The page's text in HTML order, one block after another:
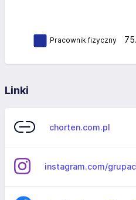
Pracownik fizyczny
Linki
chorten.com.pl
instagram.com/